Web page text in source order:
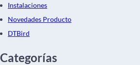
Instalaciones
Novedades Producto
DTBird
Categorías